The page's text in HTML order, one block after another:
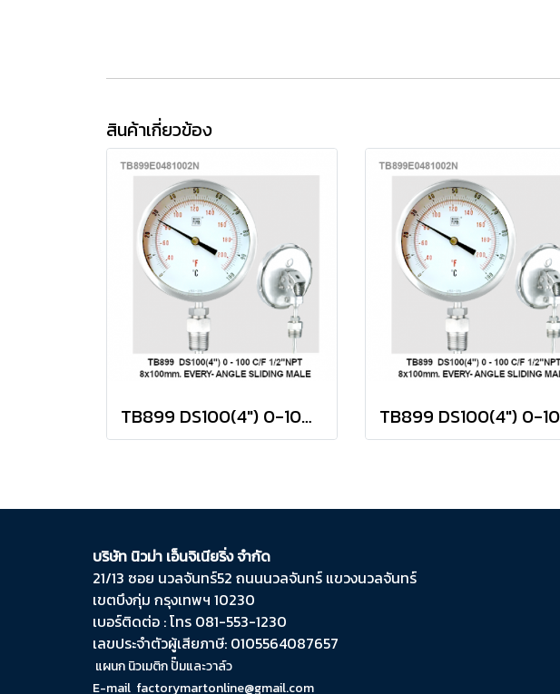
สินค้าเกี่ยวข้อง
TB899 DS100(4") 0-100 C/F 1/2"NPT 8x100mm EVERY-ANGLE SLIDING MALE
บริษัท นิวม่า เอ็นจิเนียริ่ง จำกัด
21/13 ซอย นวลจันทร์​52 ถนน​นวลจันทร์​ แขวง​นวลจันทร์​
เขต​บึงกุ่ม​ กรุงเทพฯ​ 10230
เบอร์ติดต่อ : โทร 081-553-1230
เลขประจำตัวผู้เสียภาษี: 0105564087657
แผนก นิวเมติก ปั๊มและวาล์ว
E-mail factorymartonline@gmail.com